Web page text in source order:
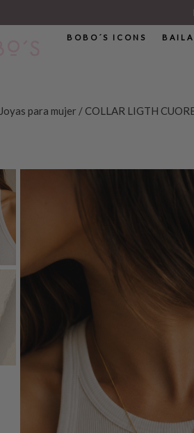
BOBO´S ICONS
Joyas para mujer / COLLAR LIGTH